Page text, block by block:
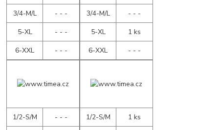
3/4-M/L
- - -
5-XL
- - -
6-XXL
- - -
3/4-M/L
- - -
5-XL
1 ks
6-XXL
- - -
1/2-S/M
- - -
1/2-S/M
1 ks